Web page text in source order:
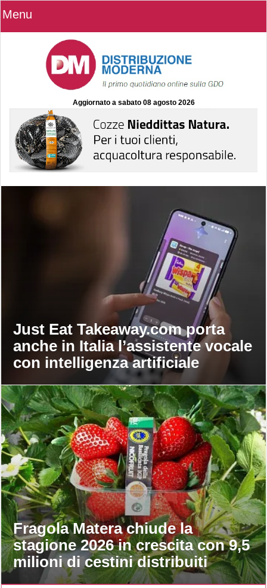
Menu
Aggiornato a sabato 08 agosto 2026
Just Eat Takeaway.com porta
anche in Italia l’assistente vocale
con intelligenza artificiale
Fragola Matera chiude la
stagione 2026 in crescita con 9,5
milioni di cestini distribuiti